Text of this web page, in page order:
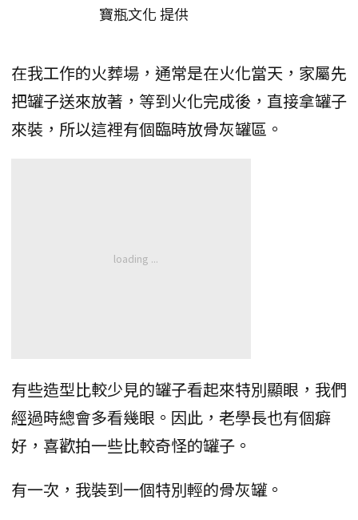
寶瓶文化 提供
在我工作的火葬場，通常是在火化當天，家屬先
把罐子送來放著，等到火化完成後，直接拿罐子
來裝，所以這裡有個臨時放骨灰罐區。
有些造型比較少見的罐子看起來特別顯眼，我們
經過時總會多看幾眼。因此，老學長也有個癖
好，喜歡拍一些比較奇怪的罐子。
有一次，我裝到一個特別輕的骨灰罐。